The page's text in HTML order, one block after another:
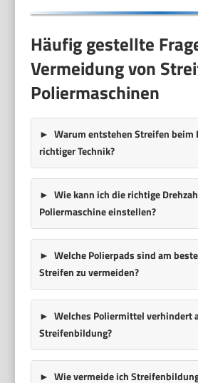
Häufig gestellte
Vermeidung von
Poliermaschinen
Warum entstehen Streifen beim
richtiger Technik?
Wie kann ich die richtige
Poliermaschine einstellen?
Welche Polierpads sind am
Streifen zu vermeiden?
Welches Poliermittel verhindert
Streifenbildung?
Wie vermeide ich